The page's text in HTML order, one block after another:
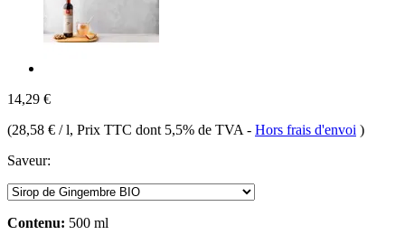
14,29 €
(28,58 € / l, Prix TTC dont 5,5% de TVA - Hors frais d'envoi )
Saveur:
Contenu: 500 ml